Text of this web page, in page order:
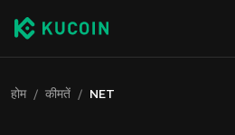
होम / कीमतें / NET